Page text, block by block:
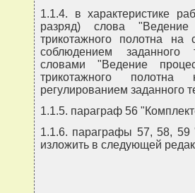
1.1.4. в характеристике
разряд) слова "Ведение
трикотажного полотна
соблюдением заданного
словами "Ведение
трикотажного
регулированием заданного
1.1.5. параграф 56
1.1.6. параграфы 57, 58, 59
изложить в следующей